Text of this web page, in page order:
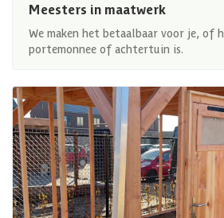
Meesters in maatwerk
We maken het betaalbaar voor je, of
portemonnee of achtertuin is.